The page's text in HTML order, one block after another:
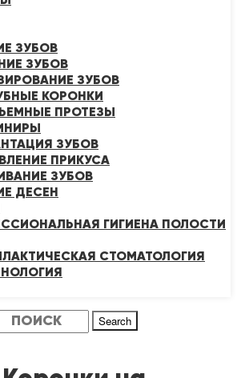
ЗУБОВ
ЗУБОВ
ЗУБОВ
КОРОНКИ
ПРОТЕЗЫ
ЗУБОВ
ПРИКУСА
ЗУБОВ
ДЕСЕН
ГИГИЕНА ПОЛОСТИ
СТОМАТОЛОГИЯ
Search